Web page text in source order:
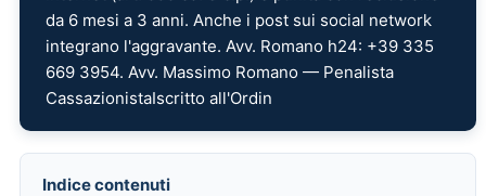
da 6 mesi a 3 anni. Anche i post sui social network
integrano l'aggravante. Avv. Romano h24: +39 335
669 3954. Avv. Massimo Romano — Penalista
CassazionistaIscritto all'Ordin
Indice contenuti